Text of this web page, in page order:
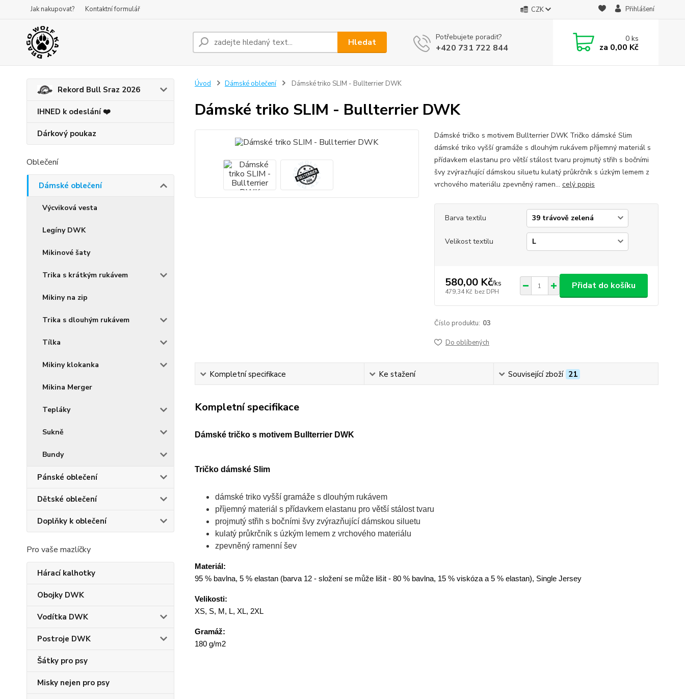
Jak nakupovat? Kontaktní formulář CZK Přihlášení
Hledat Potřebujete poradit?
+420 731 722 844
0ks
za 0,00 Kč
Rekord Bull Sraz 2026
IHNED k odeslání ❤️
Dárkový poukaz
Oblečení
Dámské oblečení
Výcviková vesta
Legíny DWK
Mikinové šaty
Trika s krátkým rukávem
Mikiny na zip
Trika s dlouhým rukávem
Tílka
Mikiny klokanka
Mikina Merger
Tepláky
Sukně
Bundy
Pánské oblečení
Dětské oblečení
Doplňky k oblečení
Pro vaše mazlíčky
Hárací kalhotky
Obojky DWK
Vodítka DWK
Postroje DWK
Šátky pro psy
Misky nejen pro psy
Úvod Dámské oblečení Dámské triko SLIM - Bullterrier DWK
Dámské triko SLIM - Bullterrier DWK
Dámské tričko s motivem Bullterrier DWK Tričko dámské Slim
dámské triko vyšší gramáže s dlouhým rukávem příjemný materiál s
přídavkem elastanu pro větší stálost tvaru projmutý střih s bočními
švy zvýrazňující dámskou siluetu kulatý průkrčník s úzkým lemem z
vrchového materiálu zpevněný ramen... celý popis
Barva textilu
Velikost textilu
580,00 Kč/ks
479,34 Kč bez DPH
Přidat do košíku
Číslo produktu: 03
Do oblíbených
Kompletní specifikace Ke stažení Související zboží 21
Kompletní specifikace
Dámské tričko s motivem Bullterrier DWK
Tričko dámské Slim
dámské triko vyšší gramáže s dlouhým rukávem
příjemný materiál s přídavkem elastanu pro větší stálost tvaru
projmutý střih s bočními švy zvýrazňující dámskou siluetu
kulatý průkrčník s úzkým lemem z vrchového materiálu
zpevněný ramenní šev
Materiál:
95 % bavlna, 5 % elastan (barva 12 - složení se může lišit - 80 % bavlna, 15 % viskóza a 5 % elastan), Single Jersey
Velikosti:
XS, S, M, L, XL, 2XL
Gramáž:
180 g/m2